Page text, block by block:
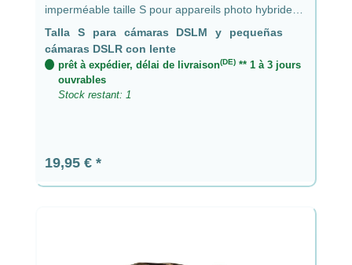
imperméable taille S pour appareils photo hybrides
et petits reflex avec objectif jusqu'à 9 cm
Talla S para cámaras DSLM y pequeñas
cámaras DSLR con lente
prêt à expédier, délai de livraison(DE)** 1 à 3 jours
ouvrables
Stock restant: 1
Prix régulier :
19,95 €